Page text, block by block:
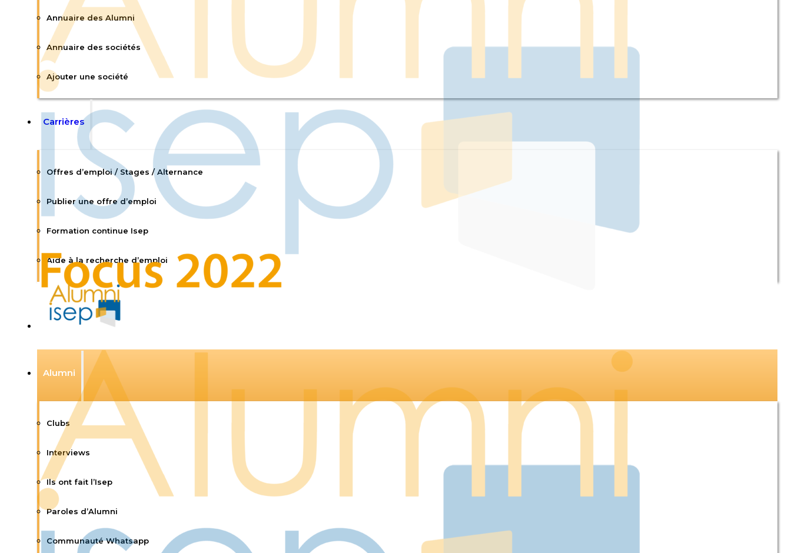
Annuaire des Alumni
Annuaire des sociétés
Ajouter une société
Carrières
Offres d’emploi / Stages / Alternance
Publier une offre d’emploi
Formation continue Isep
Aide à la recherche d’emploi
Alumni
Clubs
Interviews
Ils ont fait l’Isep
Paroles d’Alumni
Communauté Whatsapp